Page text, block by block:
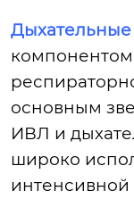
Дыхательные
основным
ИВЛ и
широко